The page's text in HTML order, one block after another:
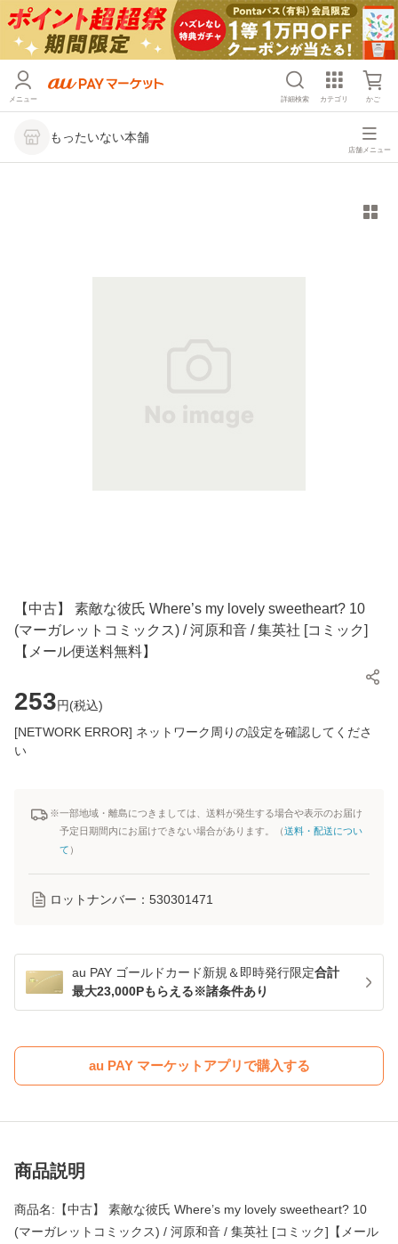
メニュー 詳細検索 カテゴリ かご
もったいない本舗
店舗メニュー
【中古】 素敵な彼氏 Where’s my lovely sweetheart? 10
(マーガレットコミックス) / 河原和音 / 集英社 [コミック]
【メール便送料無料】
253円(税込)
[NETWORK ERROR] ネットワーク周りの設定を確認してくださ
い
※一部地域・離島につきましては、送料が発生する場合や表示のお届け
予定日期間内にお届けできない場合があります。（送料・配送につい
て ）
ロットナンバー： 530301471
au PAY ゴールドカード新規＆即時発行限定合計
最大23,000Pもらえる※諸条件あり
au PAY マーケットアプリで購入する
商品説明
商品名:【中古】 素敵な彼氏 Where’s my lovely sweetheart? 10
(マーガレットコミックス) / 河原和音 / 集英社 [コミック]【メール